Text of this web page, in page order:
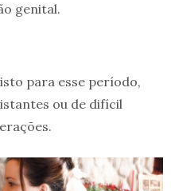
genital.
para esse período,
ou de difícil